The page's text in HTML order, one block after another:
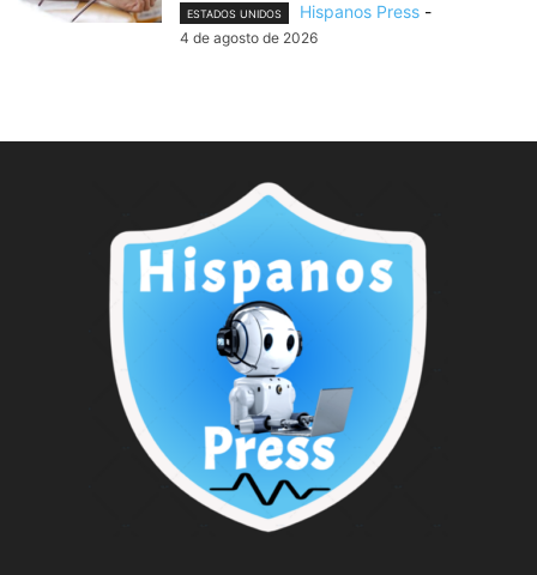
ESTADOS UNIDOS Hispanos Press -
4 de agosto de 2026